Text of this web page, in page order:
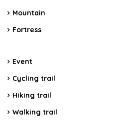
Mountain
Fortress
Event
Cycling trail
Hiking trail
Walking trail